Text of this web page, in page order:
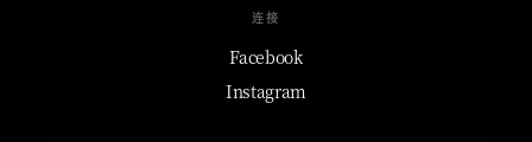
连接
Facebook
Instagram